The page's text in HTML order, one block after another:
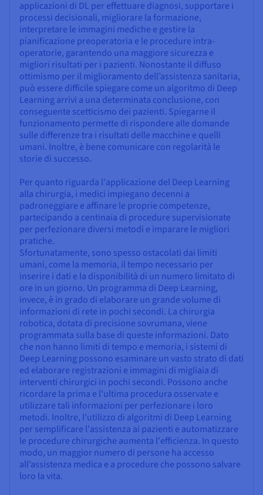
applicazioni di DL per effettuare diagnosi, supportare i
processi decisionali, migliorare la formazione,
interpretare le immagini mediche e gestire la
pianificazione preoperatoria e le procedure intra-
operatorie, garantendo una maggiore sicurezza e
migliori risultati per i pazienti. Nonostante il diffuso
ottimismo per il miglioramento dell’assistenza sanitaria,
può essere difficile spiegare come un algoritmo di Deep
Learning arrivi a una determinata conclusione, con
conseguente scetticismo dei pazienti. Spiegarne il
funzionamento permette di rispondere alle domande
sulle differenze tra i risultati delle macchine e quelli
umani. Inoltre, è bene comunicare con regolarità le
storie di successo.
Per quanto riguarda l'applicazione del Deep Learning
alla chirurgia, i medici impiegano decenni a
padroneggiare e affinare le proprie competenze,
partecipando a centinaia di procedure supervisionate
per perfezionare diversi metodi e imparare le migliori
pratiche.
Sfortunatamente, sono spesso ostacolati dai limiti
umani, come la memoria, il tempo necessario per
inserire i dati e la disponibilità di un numero limitato di
ore in un giorno. Un programma di Deep Learning,
invece, è in grado di elaborare un grande volume di
informazioni di rete in pochi secondi. La chirurgia
robotica, dotata di precisione sovrumana, viene
programmata sulla base di queste informazioni. Dato
che non hanno limiti di tempo e memoria, i sistemi di
Deep Learning possono esaminare un vasto strato di dati
ed elaborare registrazioni e immagini di migliaia di
interventi chirurgici in pochi secondi. Possono anche
ricordare la prima e l'ultima procedura osservate e
utilizzare tali informazioni per perfezionare i loro
metodi. Inoltre, l'utilizzo di algoritmi di Deep Learning
per semplificare l'assistenza ai pazienti e automatizzare
le procedure chirurgiche aumenta l'efficienza. In questo
modo, un maggior numero di persone ha accesso
all’assistenza medica e a procedure che possono salvare
loro la vita.